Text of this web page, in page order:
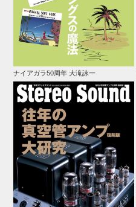
ナイアガラ50周年 大滝詠一